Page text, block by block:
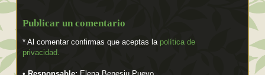
Publicar un comentario
* Al comentar confirmas que aceptas la política de
privacidad.